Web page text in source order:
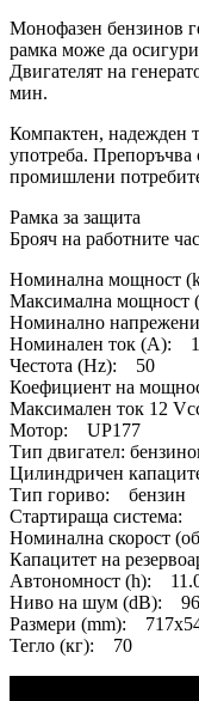
Монофазен бензинов
рамка може да
Двигателят на
мин.
Компактен, надежден
употреба. Препоръчва
промишлени
Рамка за защита
Брояч на работните
Номинална мощност
Максимална
Номинално
Номинален ток (A):
Честота (Hz): 50
Коефициент на
Максимален ток 12
Мотор: UP177
Тип двигател:
Цилиндричен
Тип гориво: бензин
Стартираща система:
Номинална скорост
Капацитет на
Автономност (h):
Ниво на шум (dB): 96
Размери (mm):
Тегло (кг): 70